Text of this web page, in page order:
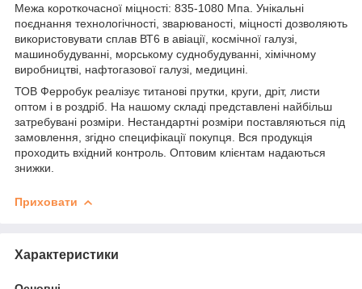
Межа короткочасної міцності: 835-1080 Мпа. Унікальні
поєднання технологічності, зварюваності, міцності дозволяють
використовувати сплав ВТ6 в авіації, космічної галузі,
машинобудуванні, морському суднобудуванні, хімічному
виробництві, нафтогазової галузі, медицині.
ТОВ Ферробук реалізує титанові прутки, круги, дріт, листи
оптом і в роздріб. На нашому складі представлені найбільш
затребувані розміри. Нестандартні розміри поставляються під
замовлення, згідно специфікації покупця. Вся продукція
проходить вхідний контроль. Оптовим клієнтам надаються
знижки.
Приховати
Характеристики